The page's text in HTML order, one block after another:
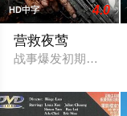
HD中字 4.0
营救夜莺
战事爆发初期，一名